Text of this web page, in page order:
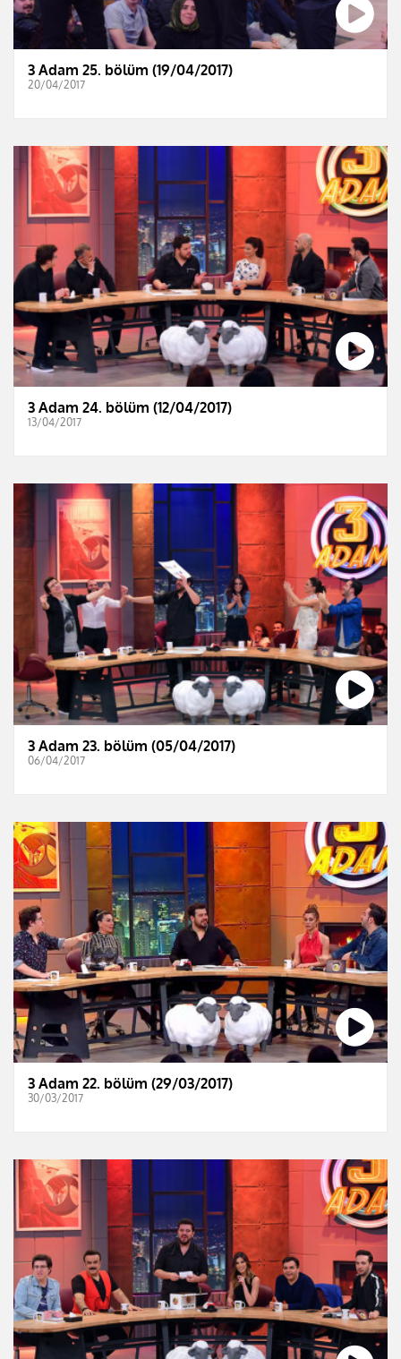
3 Adam 25. bölüm (19/04/2017)
20/04/2017
3 Adam 24. bölüm (12/04/2017)
13/04/2017
3 Adam 23. bölüm (05/04/2017)
06/04/2017
3 Adam 22. bölüm (29/03/2017)
30/03/2017